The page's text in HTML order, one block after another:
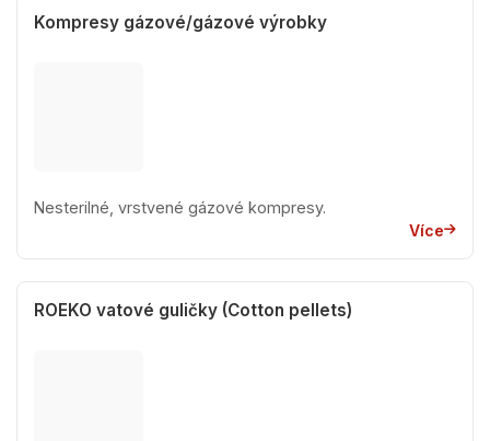
Kompresy gázové/gázové výrobky
Nesterilné, vrstvené gázové kompresy.
Více
ROEKO vatové guličky (Cotton pellets)